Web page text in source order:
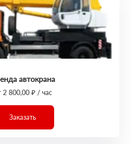
автокрана
2 800,00 ₽ / час
Заказать